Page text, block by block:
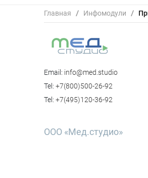
Главная / Инфомодули /
Email: info@med.studio
Tel: +7(800)500-26-92
Tel: +7(495)120-36-92
ООО «Мед.студио»